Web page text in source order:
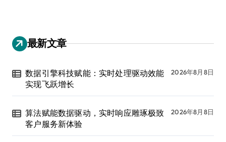
最新文章
数据引擎科技赋能：实时处理驱动效能
实现飞跃增长
2026年8月8日
算法赋能数据驱动，实时响应雕琢极致
客户服务新体验
2026年8月8日